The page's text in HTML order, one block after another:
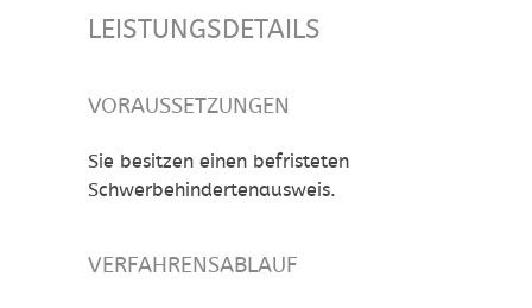
LEISTUNGSDETAILS
VORAUSSETZUNGEN
Sie besitzen einen befristeten
Schwerbehindertenausweis.
VERFAHRENSABLAUF